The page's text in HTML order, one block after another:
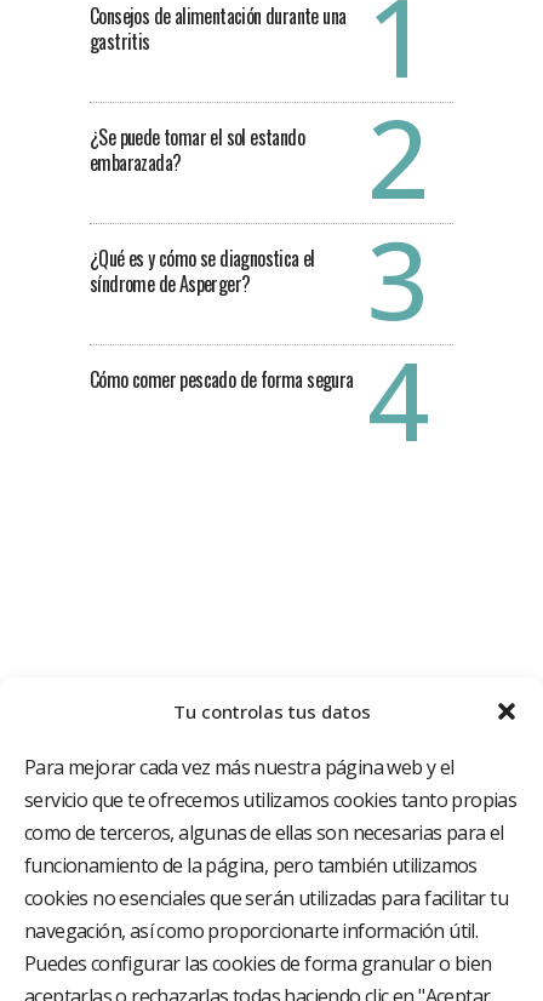
Tu controlas tus datos
Para mejorar cada vez más nuestra página web y el
servicio que te ofrecemos utilizamos cookies tanto propias
como de terceros, algunas de ellas son necesarias para el
funcionamiento de la página, pero también utilizamos
cookies no esenciales que serán utilizadas para facilitar tu
navegación, así como proporcionarte información útil.
Puedes configurar las cookies de forma granular o bien
Consejos de alimentación durante una
gastritis
¿Se puede tomar el sol estando
embarazada?
¿Qué es y cómo se diagnostica el
síndrome de Asperger?
Cómo comer pescado de forma segura
El Grupo Hospitalario HLA es uno de los proveedores
hospitalarios con mayor presencia en España, creado
con el objetivo de proporcionar el acceso a una
asistencia sanitaria de alto nivel. Nuestra red asistencial